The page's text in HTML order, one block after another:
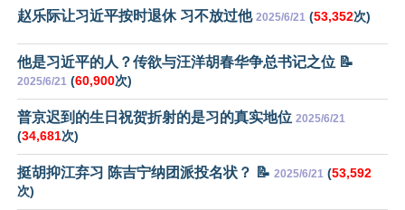
赵乐际让习近平按时退休 习不放过他 2025/6/21 (53,352次)
他是习近平的人？传欲与汪洋胡春华争总书记之位 📝
2025/6/21 (60,900次)
普京迟到的生日祝贺折射的是习的真实地位 2025/6/21
(34,681次)
挺胡抑江弃习 陈吉宁纳团派投名状？ 📝 2025/6/21 (53,592
次)